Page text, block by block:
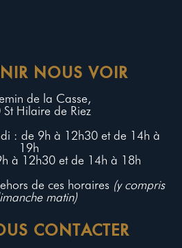
NOUS VOIR
de la Casse,
Hilaire de Riez
: de 9h à 12h30 et de 14h à
19h
à 12h30 et de 14h à 18h
de ces horaires (y compris
matin)
CONTACTER